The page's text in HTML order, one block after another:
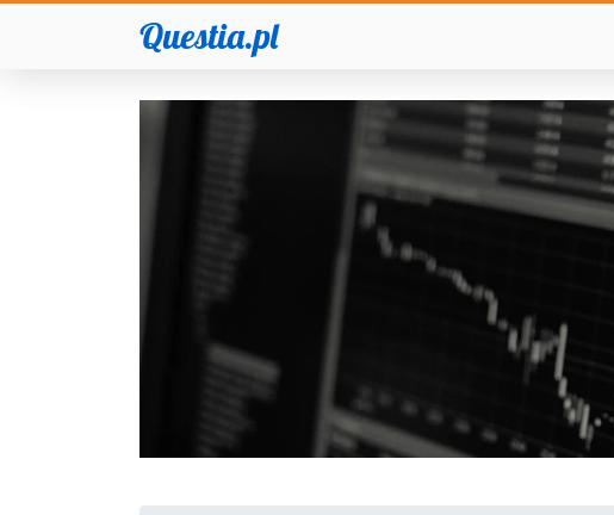
Questia.pl